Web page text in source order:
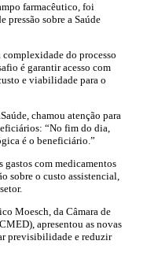
farmacêutico, foi
pressão sobre a Saúde
complexidade do processo
é garantir acesso com
e viabilidade para o
chamou atenção para
“No fim do dia,
é o beneficiário.”
gastos com medicamentos
sobre o custo assistencial,
Moesch, da Câmara de
apresentou as novas
previsibilidade e reduzir